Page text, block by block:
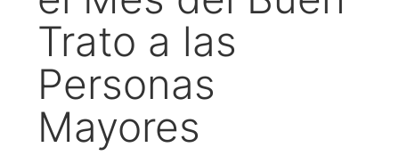
Trato a las
Personas
Mayores